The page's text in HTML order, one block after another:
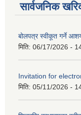
सार्वजनिक
बोलपत्र स्वीकूत गर्ने
मिति: 06/17/2026 -
Invitation for
मिति: 05/11/2026 -